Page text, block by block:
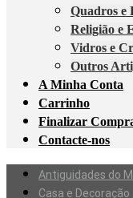
Quadros e
Religião e
Vidros e
Outros
A Minha Conta
Carrinho
Finalizar
Contacte-nos
Antiguidades do
Casa e Decoração